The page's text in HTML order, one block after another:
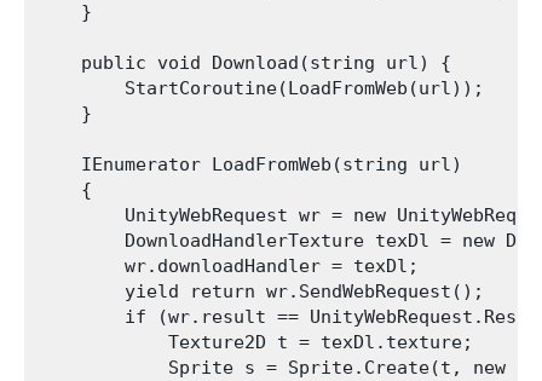
    }
    public void Download(string url) {
        StartCoroutine(LoadFromWeb(url));
    }
    IEnumerator LoadFromWeb(string url)
    {
UnityWebRequest wr = new
DownloadHandlerTexture texDl = new
        wr.downloadHandler = texDl;
        yield return wr.SendWebRequest();
if (wr.result ==
            Texture2D t = texDl.texture;
Sprite s = Sprite.Create(t, new